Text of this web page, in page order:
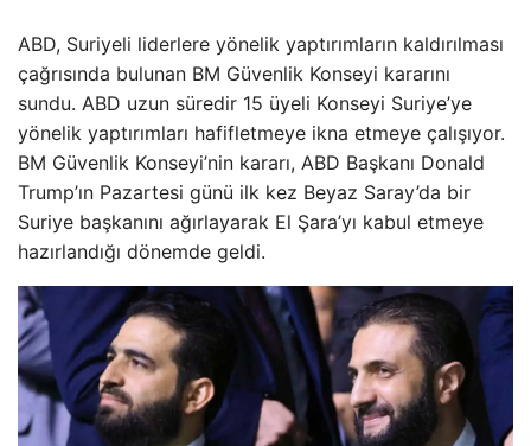
ABD, Suriyeli liderlere yönelik yaptırımların kaldırılması
çağrısında bulunan BM Güvenlik Konseyi kararını
sundu. ABD uzun süredir 15 üyeli Konseyi Suriye’ye
yönelik yaptırımları hafifletmeye ikna etmeye çalışıyor.
BM Güvenlik Konseyi’nin kararı, ABD Başkanı Donald
Trump’ın Pazartesi günü ilk kez Beyaz Saray’da bir
Suriye başkanını ağırlayarak El Şara’yı kabul etmeye
hazırlandığı dönemde geldi.